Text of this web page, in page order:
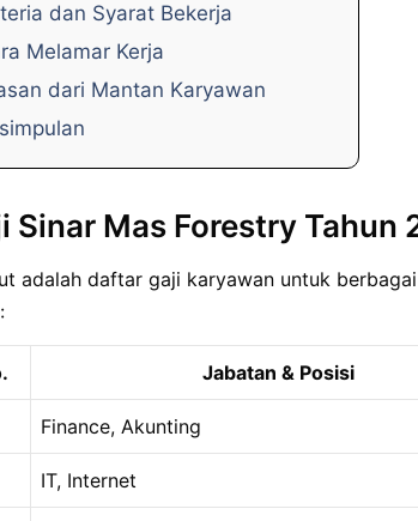
dan Syarat Bekerja
Melamar Kerja
dari Mantan Karyawan
Sinar Mas Forestry Tahun
adalah daftar gaji karyawan untuk
Jabatan & Posisi
Finance, Akunting
IT, Internet